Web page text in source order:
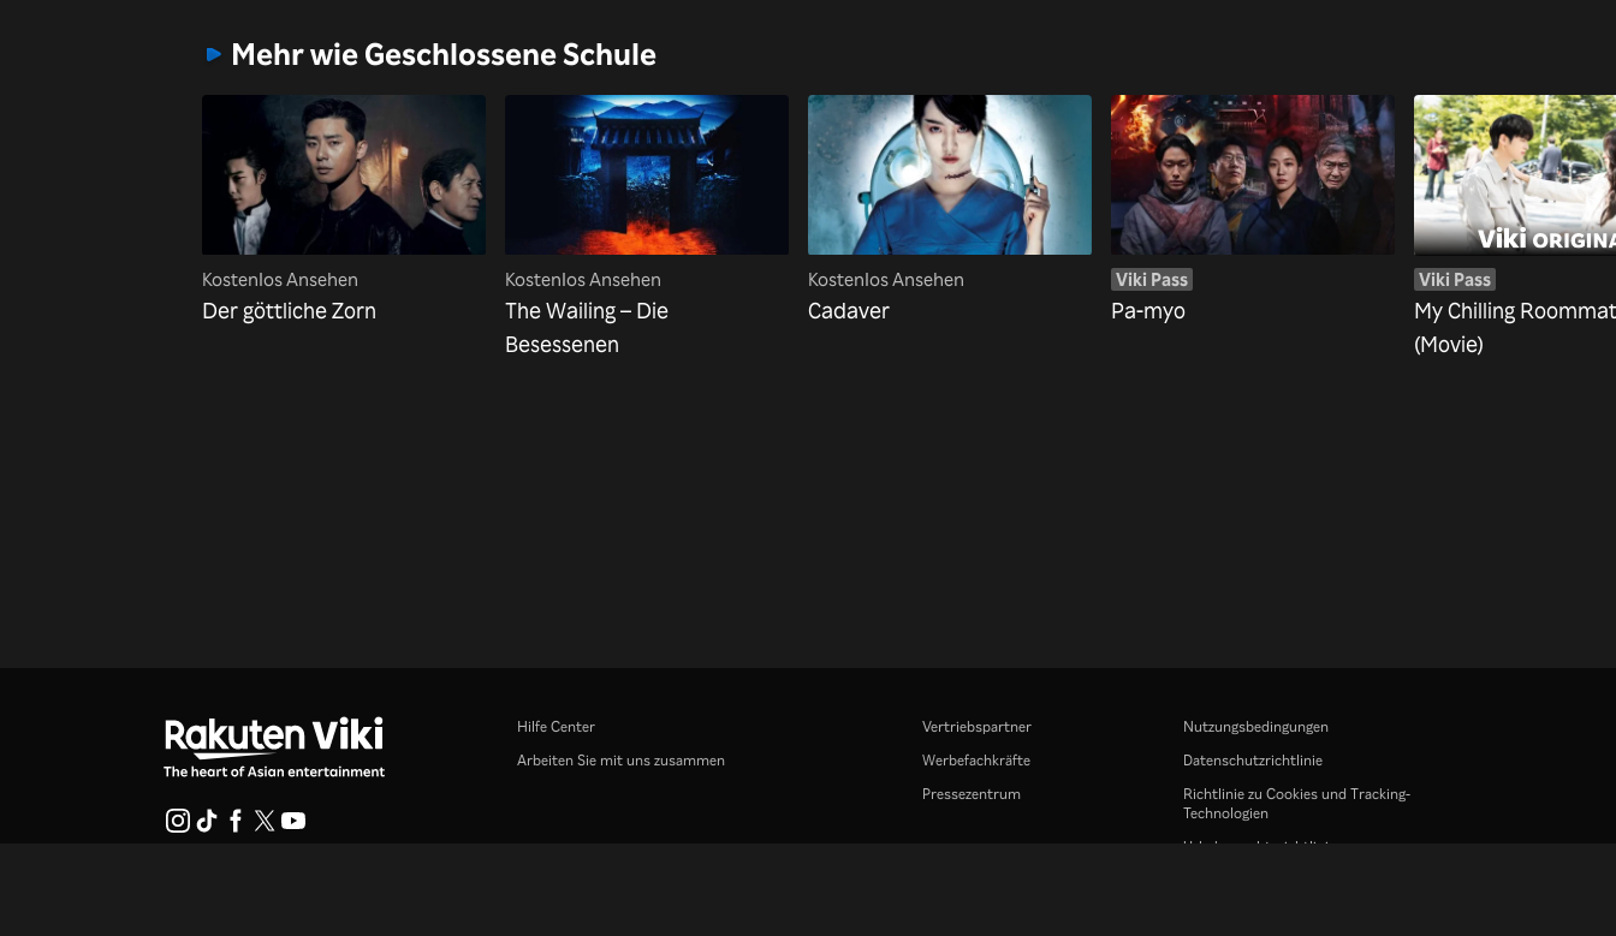
Mehr wie Geschlossene Schule
Kostenlos Ansehen
Der göttliche Zorn
Kostenlos Ansehen
The Wailing – Die
Besessenen
Kostenlos Ansehen
Cadaver
Viki Pass
Pa-myo
Viki Pass
My Chilling
(Movie)
Hilfe Center
Arbeiten Sie mit uns zusammen
Vertriebspartner
Werbefachkräfte
Pressezentrum
Nutzungsbedingungen
Datenschutzrichtlinie
Richtlinie zu Cookies und Tracking-
Technologien
Urheberrechtsrichtlinie